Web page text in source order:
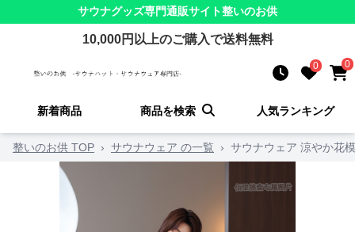
サウナグッズ専門通販サイト整いのお供
10,000円以上のご購入で送料無料
0 0
新着商品 商品を検索 人気ランキング
整いのお供 TOP › サウナウェア の一覧 › サウナウェア 涼やか花